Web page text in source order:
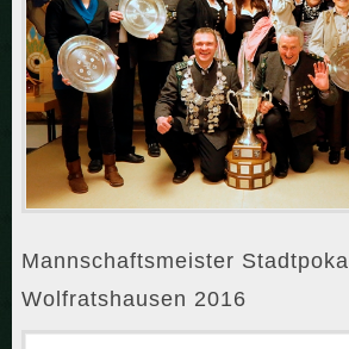
Mannschaftsmeister Stadtpokal
Wolfratshausen 2016